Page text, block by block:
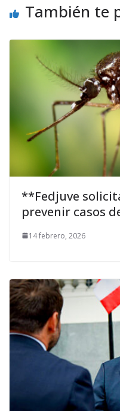
También te
**Fedjuve
prevenir casos
14 febrero, 2026